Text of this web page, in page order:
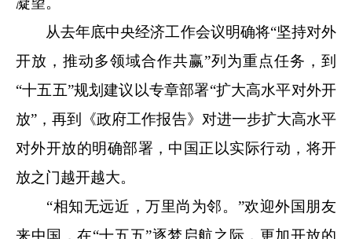
从去年底中央经济工作会议明确将“坚持对外
开放，推动多领域合作共赢”列为重点任务，到
“十五五”规划建议以专章部署“扩大高水平对外开
放”，再到《政府工作报告》对进一步扩大高水平
对外开放的明确部署，中国正以实际行动，将开
放之门越开越大。
“相知无远近，万里尚为邻。”欢迎外国朋友
来中国，在“十五五”逐梦启航之际，更加开放的